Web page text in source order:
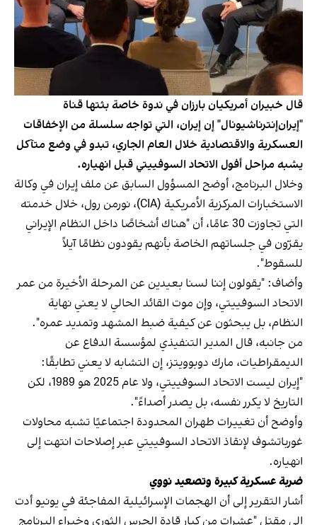
قال خبيران أمريكيان بارزان في ندوة خاصة بثتها قناة
"إيران‌إنترناشيونال" إن إيران، التي تواجه سلسلة من الإخفاقات
العسكرية والاقتصادية خلال العام الجاري، تبدو في وضع متآكل
يشبه مراحل أفول الاتحاد السوفييتي قبل انهياره.
وخلال البرنامج، أوضح المسؤول السابق عن ملف إيران في وكالة
الاستخبارات المركزية الأمريكية (CIA)، نورمن رول، خلال خدمته
التي تجاوزت 30 عامًا، أن "هناك أشخاصًا داخل النظام الإيراني
يقرّون في جلساتهم الخاصة بأنهم يقودون نظامًا آيلاً
للسقوط".
وأضاف: "يقولون إننا لسنا بعيدين عن المرحلة الأخيرة من عمر
الاتحاد السوفييتي، وإن موت القائد الحالي لا يعني نهاية
النظام، بل يبحثون عن كيفية ضبط المشهد وتمديد عمره".
من جانبه، قال المدير التنفيذي لمؤسسة الدفاع عن
الديمقراطيات، مارك دوبوويتز، إن التشابه لا يعني تطابقًا:
"إيران ليست الاتحاد السوفييتي، ولا عام 2025 هو 1989، لكن
التاريخ لا يكرر نفسه، بل يصدر أصداءً".
وأوضح أن تغييرات طهران المحدودة اجتماعيًا تشبه محاولات
غورباتشوف لإنقاذ الاتحاد السوفييتي عبر إصلاحات انتهت إلى
انهياره.
ضربة عسكرية كبيرة وتصعيد نووي
أشار التقرير إلى أن الهجمات الإسرائيلية المفاجئة في يونيو أدت
إلى مقتل "عشرات من كبار قادة الحرس الثوري وخبراء البرنامج